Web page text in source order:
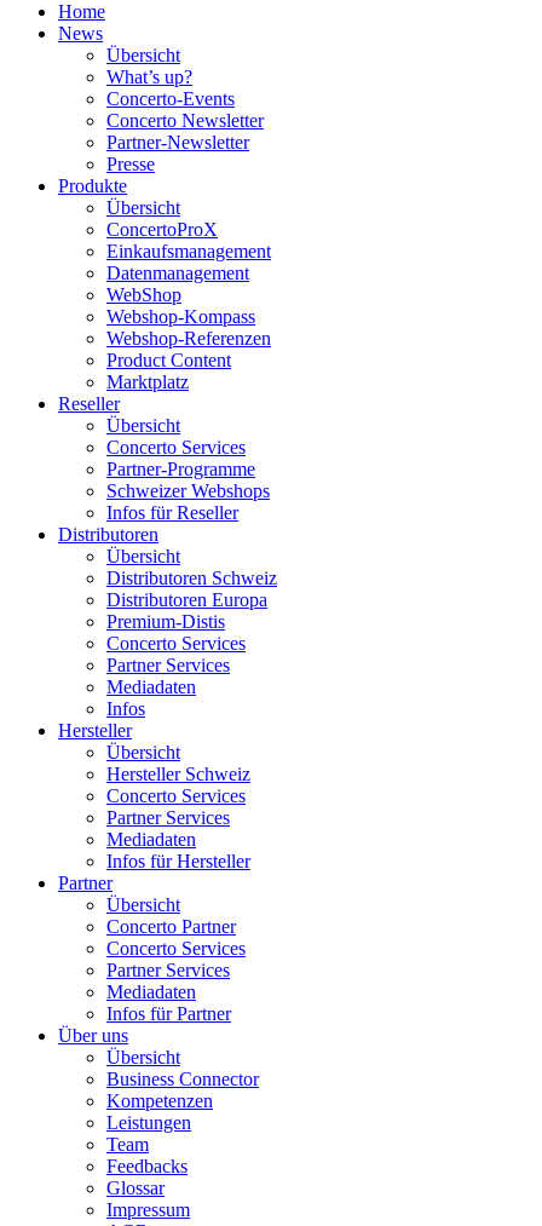
Home
News
Übersicht
What’s up?
Concerto-Events
Concerto Newsletter
Partner-Newsletter
Presse
Produkte
Übersicht
ConcertoProX
Einkaufsmanagement
Datenmanagement
WebShop
Webshop-Kompass
Webshop-Referenzen
Product Content
Marktplatz
Reseller
Übersicht
Concerto Services
Partner-Programme
Schweizer Webshops
Infos für Reseller
Distributoren
Übersicht
Distributoren Schweiz
Distributoren Europa
Premium-Distis
Concerto Services
Partner Services
Mediadaten
Infos
Hersteller
Übersicht
Hersteller Schweiz
Concerto Services
Partner Services
Mediadaten
Infos für Hersteller
Partner
Übersicht
Concerto Partner
Concerto Services
Partner Services
Mediadaten
Infos für Partner
Über uns
Übersicht
Business Connector
Kompetenzen
Leistungen
Team
Feedbacks
Glossar
Impressum